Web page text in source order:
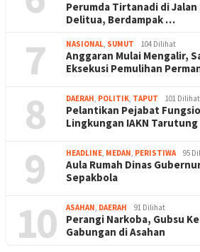
Perumda Tirtanadi di Jalan
Delitua, Berdampak …
7 NASIONAL, SUMUT 104 Dilihat
Anggaran Mulai Mengalir,
Eksekusi Pemulihan
8 DAERAH, POLITIK, TAPUT 101 Dilihat
Pelantikan Pejabat
Lingkungan IAKN Tarutung
9 HEADLINE, MEDAN, PERISTIWA 95
Aula Rumah Dinas
Sepakbola
10 ASAHAN, DAERAH 91 Dilihat
Perangi Narkoba, Gubsu
Gabungan di Asahan